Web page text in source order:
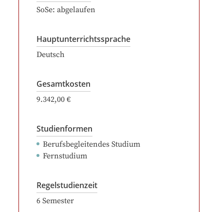
SoSe: abgelaufen
Hauptunterrichtssprache
Deutsch
Gesamtkosten
9.342,00 €
Studienformen
Berufsbegleitendes Studium
Fernstudium
Regelstudienzeit
6 Semester